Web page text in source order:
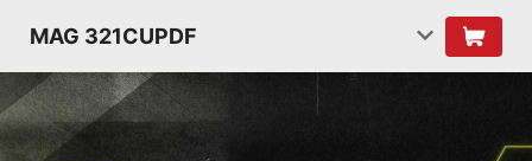
MAG 321CUPDF